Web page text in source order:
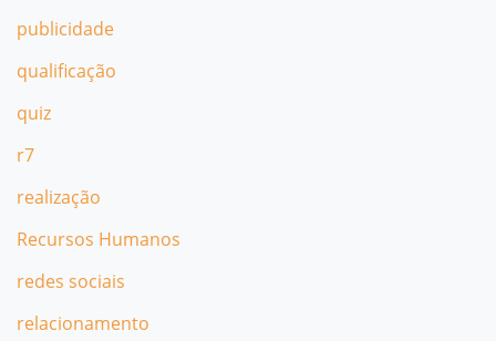
publicidade
qualificação
quiz
r7
realização
Recursos Humanos
redes sociais
relacionamento